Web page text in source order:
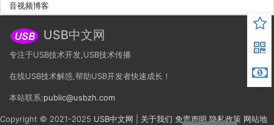
音视频博客
USB中文网
专注于USB技术开发,USB技术传播
在线USB技术解惑,帮助USB开发者快速成长！
本站联系:public@usbzh.com
Copyright © 2021-2025 USB中文网 关于我们 免责声明 隐私政策 网站地